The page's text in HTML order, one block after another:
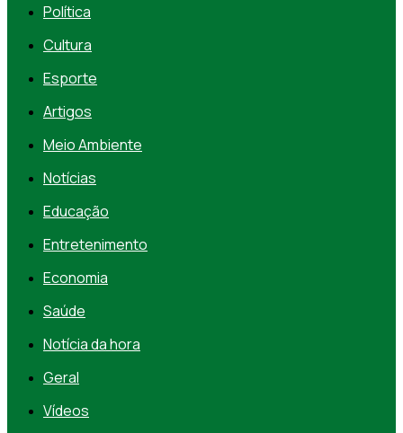
Política
Cultura
Esporte
Artigos
Meio Ambiente
Notícias
Educação
Entretenimento
Economia
Saúde
Notícia da hora
Geral
Vídeos